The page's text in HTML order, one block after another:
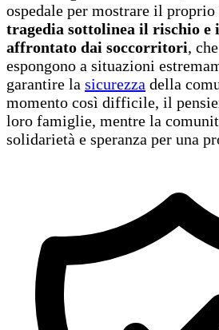
ospedale per mostrare il proprio
tragedia sottolinea il rischio e
affrontato dai soccorritori,
espongono a situazioni
garantire la sicurezza della
momento così difficile, il
loro famiglie, mentre la
solidarietà e speranza per una